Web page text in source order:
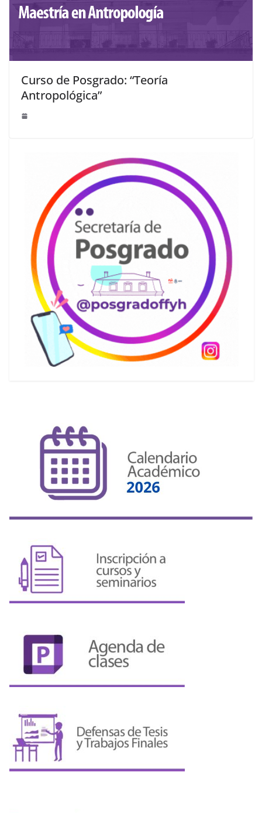
Curso de Posgrado: “Teoría
Antropológica”